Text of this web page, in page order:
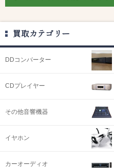
買取カテゴリー
DDコンバーター
CDプレイヤー
その他音響機器
イヤホン
カーオーディオ